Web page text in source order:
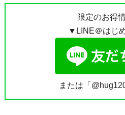
限定のお得
▼LINE＠はじ
または「